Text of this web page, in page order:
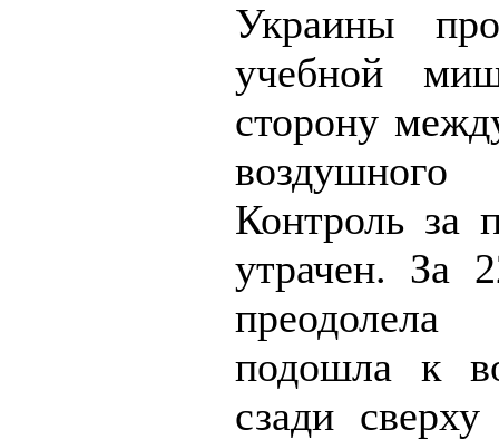
Украины
учебной
сторону
Контроль за
утрачен. За
подошла к
сзади